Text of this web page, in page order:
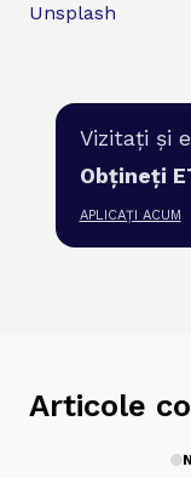
Unsplash
Vizitați și
Obțineți
APLICAȚI ACUM
Articole